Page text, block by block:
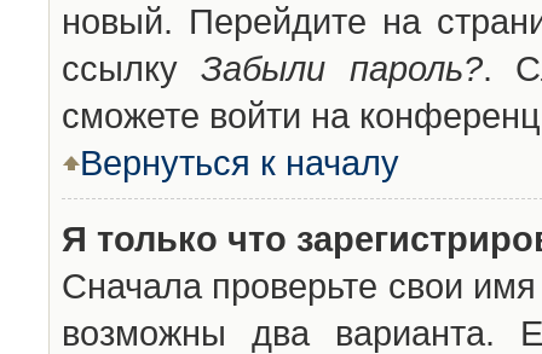
новый. Перейдите на
ссылкуЗабыли пароль?.
сможете войти на
Вернуться к началу
Я только что
Сначала проверьте свои
возможны два варианта.